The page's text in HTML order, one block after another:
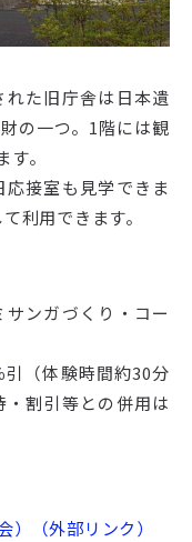
た旧庁舎は日本遺
の一つ。1階には観
。
接室も見学できま
利用できます。
サンガづくり・コー
（体験時間約30分
割引等との併用は
（外部リンク）